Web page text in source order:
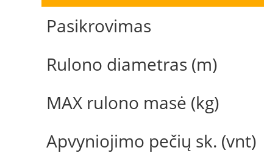
Pasikrovimas
Rulono diametras (m)
MAX rulono masė (kg)
Apvyniojimo pečių sk. (vnt)